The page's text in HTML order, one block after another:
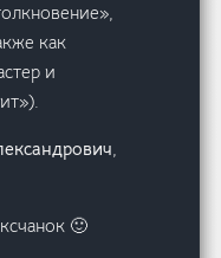
как
и
,
🙂